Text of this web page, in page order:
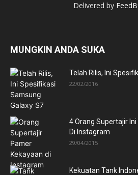
Delivered by
MUNGKIN ANDA SUKA
Telah Rilis, Ini
22/02/2016
4 Orang Supertajir
Di Instagram
29/04/2015
Kekuatan Tank